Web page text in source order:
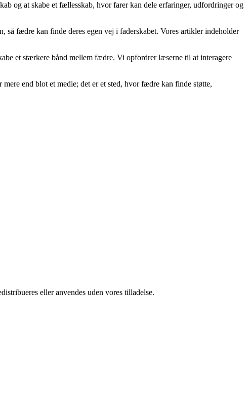
og at skabe et fællesskab, hvor farer kan dele erfaringer, udfordringer og
fædre kan finde deres egen vej i faderskabet. Vores artikler indeholder
et stærkere bånd mellem fædre. Vi opfordrer læserne til at interagere
end blot et medie; det er et sted, hvor fædre kan finde støtte,
eller anvendes uden vores tilladelse.